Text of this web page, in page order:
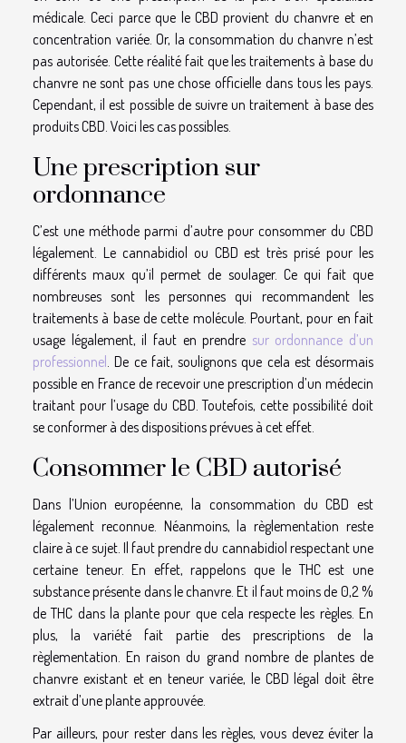
médicale. Ceci parce que le CBD provient du chanvre et en
concentration variée. Or, la consommation du chanvre n’est
pas autorisée. Cette réalité fait que les traitements à base du
chanvre ne sont pas une chose officielle dans tous les pays.
Cependant, il est possible de suivre un traitement à base des
produits CBD. Voici les cas possibles.
Une prescription sur
ordonnance
C’est une méthode parmi d’autre pour consommer du CBD
légalement. Le cannabidiol ou CBD est très prisé pour les
différents maux qu’il permet de soulager. Ce qui fait que
nombreuses sont les personnes qui recommandent les
traitements à base de cette molécule. Pourtant, pour en fait
usage légalement, il faut en prendre sur ordonnance d’un
professionnel . De ce fait, soulignons que cela est désormais
possible en France de recevoir une prescription d’un médecin
traitant pour l’usage du CBD. Toutefois, cette possibilité doit
se conformer à des dispositions prévues à cet effet.
Consommer le CBD autorisé
Dans l’Union européenne, la consommation du CBD est
légalement reconnue. Néanmoins, la règlementation reste
claire à ce sujet. Il faut prendre du cannabidiol respectant une
certaine teneur. En effet, rappelons que le THC est une
substance présente dans le chanvre. Et il faut moins de 0,2 %
de THC dans la plante pour que cela respecte les règles. En
plus, la variété fait partie des prescriptions de la
règlementation. En raison du grand nombre de plantes de
chanvre existant et en teneur variée, le CBD légal doit être
extrait d’une plante approuvée.
Par ailleurs, pour rester dans les règles, vous devez éviter la